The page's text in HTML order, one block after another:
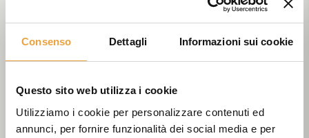
Consenso Dettagli Informazioni sui cookie
Questo sito web utilizza i cookie
Utilizziamo i cookie per personalizzare contenuti ed
annunci, per fornire funzionalità dei social media e per
. Autorizzo il trattamento dei miei
dati personali per finalità di marketing, commerciale, per
ricerche di mercato, profilazione e per l'invio di materiale
ABOUT US
Viale dell'Industria, 4 35023